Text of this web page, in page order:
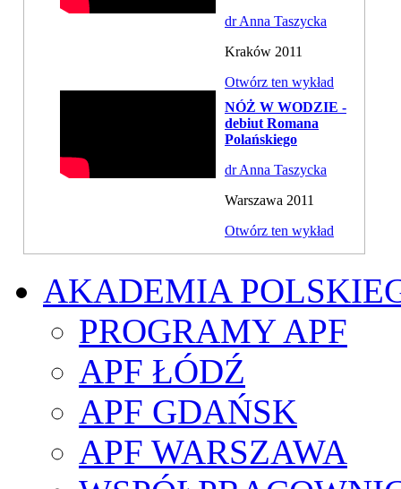
dr Anna Taszycka
Kraków 2011
Otwórz ten wykład
NÓŻ W WODZIE -
debiut Romana
Polańskiego
dr Anna Taszycka
Warszawa 2011
Otwórz ten wykład
AKADEMIA
PROGRAMY APF
APF ŁÓDŹ
APF GDAŃSK
APF WARSZAWA